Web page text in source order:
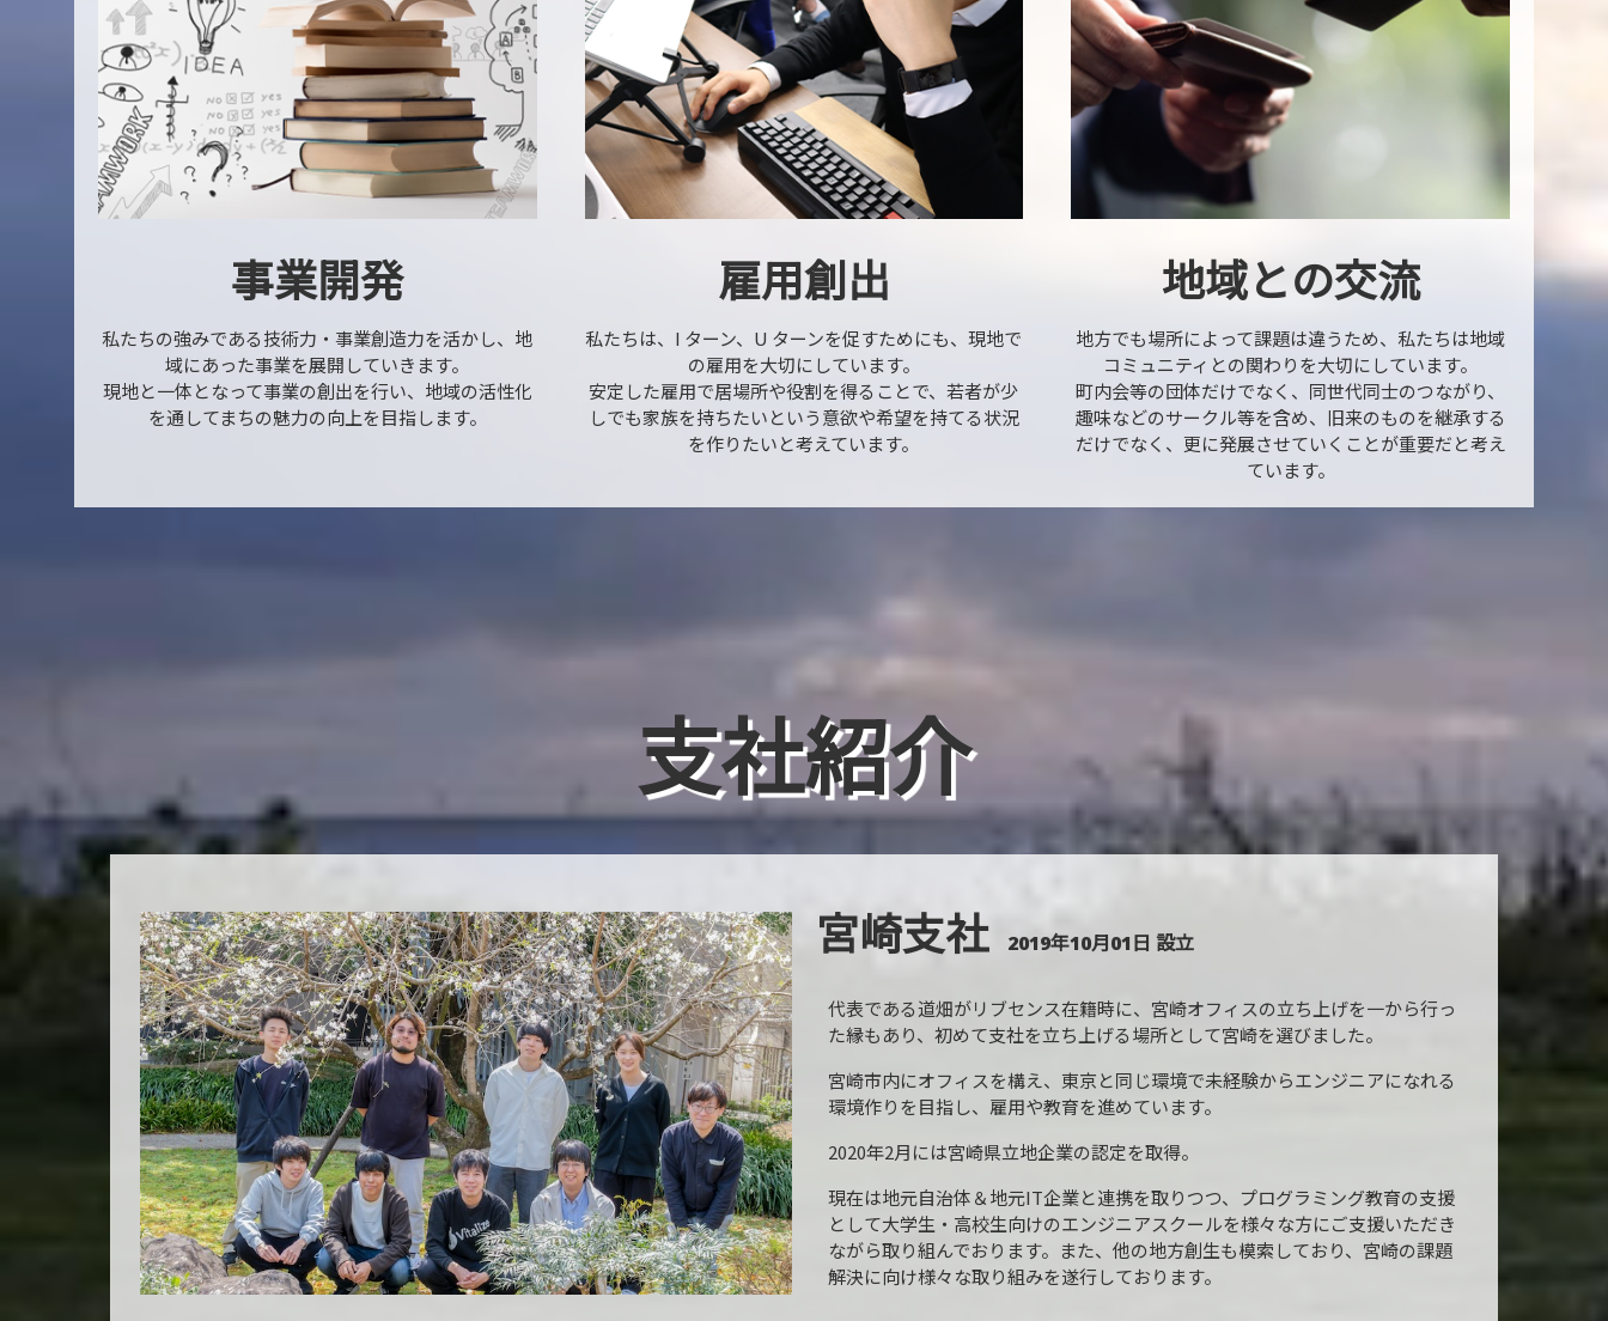
事業開発
私たちの強みである技術力・事業創造力を活かし、地
域にあった事業を展開していきます。
現地と一体となって事業の創出を行い、地域の活性化
を通してまちの魅力の向上を目指します。
雇用創出
私たちは、I ターン、U ターンを促すためにも、現地で
の雇用を大切にしています。
安定した雇用で居場所や役割を得ることで、若者が少
しでも家族を持ちたいという意欲や希望を持てる状況
を作りたいと考えています。
地域との交流
地方でも場所によって課題は違うため、私たちは地域
コミュニティとの関わりを大切にしています。
町内会等の団体だけでなく、同世代同士のつながり、
趣味などのサークル等を含め、旧来のものを継承する
だけでなく、更に発展させていくことが重要だと考え
ています。
支社紹介
宮崎支社2019年10月01日 設立
代表である道畑がリブセンス在籍時に、宮崎オフィスの立ち上げを一から行っ
た縁もあり、初めて支社を立ち上げる場所として宮崎を選びました。
宮崎市内にオフィスを構え、東京と同じ環境で未経験からエンジニアになれる
環境作りを目指し、雇用や教育を進めています。
2020年2月には宮崎県立地企業の認定を取得。
現在は地元自治体＆地元IT企業と連携を取りつつ、プログラミング教育の支援
として大学生・高校生向けのエンジニアスクールを様々な方にご支援いただき
ながら取り組んでおります。また、他の地方創生も模索しており、宮崎の課題
解決に向け様々な取り組みを遂行しております。